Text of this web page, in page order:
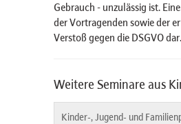
Gebrauch - unzulässig ist.
der Vortragenden sowie der
Verstoß gegen die DSGVO dar.
Weitere Seminare aus
Kinder-, Jugend- und